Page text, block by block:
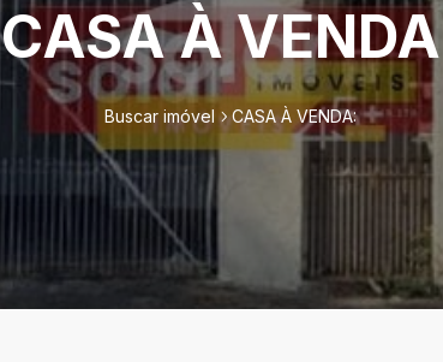
CASA À
Buscar imóvel CASA À VENDA: